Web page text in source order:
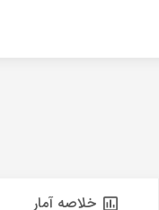
خلاصه آمار